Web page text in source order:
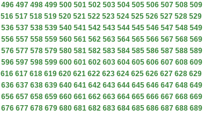
496 497 498 499 500 501 502 503 504 505 506 507 508 509
516 517 518 519 520 521 522 523 524 525 526 527 528 529
536 537 538 539 540 541 542 543 544 545 546 547 548 549
556 557 558 559 560 561 562 563 564 565 566 567 568 569
576 577 578 579 580 581 582 583 584 585 586 587 588 589
596 597 598 599 600 601 602 603 604 605 606 607 608 609
616 617 618 619 620 621 622 623 624 625 626 627 628 629
636 637 638 639 640 641 642 643 644 645 646 647 648 649
656 657 658 659 660 661 662 663 664 665 666 667 668 669
676 677 678 679 680 681 682 683 684 685 686 687 688 689